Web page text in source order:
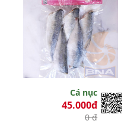
Cá nục
45.000đ
0 đ